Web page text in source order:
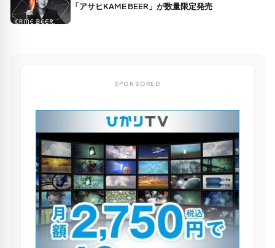
「アサヒKAME BEER」が数量限定発売
SPONSORED